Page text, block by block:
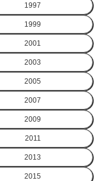
1997
1999
2001
2003
2005
2007
2009
2011
2013
2015